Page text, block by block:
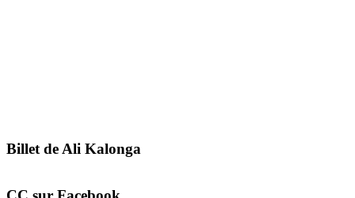
Billet de Ali Kalonga